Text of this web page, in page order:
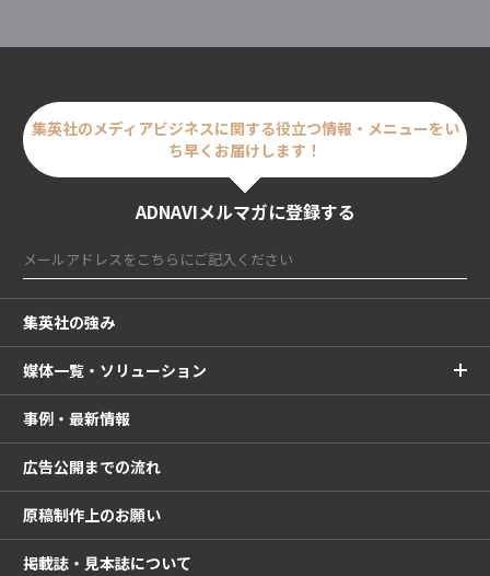
集英社のメディアビジネスに関する役立つ情報・メニューをい
ち早くお届けします！
ADNAVIメルマガに登録する
集英社の強み
媒体一覧・ソリューション
事例・最新情報
広告公開までの流れ
原稿制作上のお願い
掲載誌・見本誌について